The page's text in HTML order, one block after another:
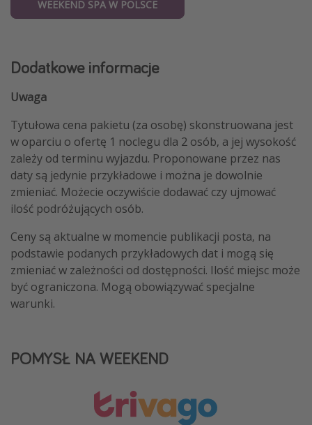
WEEKEND SPA W POLSCE
Dodatkowe informacje
Uwaga
Tytułowa cena pakietu (za osobę) skonstruowana jest
w oparciu o ofertę 1 noclegu dla 2 osób, a jej wysokość
zależy od terminu wyjazdu. Proponowane przez nas
daty są jedynie przykładowe i można je dowolnie
zmieniać. Możecie oczywiście dodawać czy ujmować
ilość podróżujących osób.
Ceny są aktualne w momencie publikacji posta, na
podstawie podanych przykładowych dat i mogą się
zmieniać w zależności od dostępności. Ilość miejsc może
być ograniczona. Mogą obowiązywać specjalne
warunki.
POMYSŁ NA WEEKEND